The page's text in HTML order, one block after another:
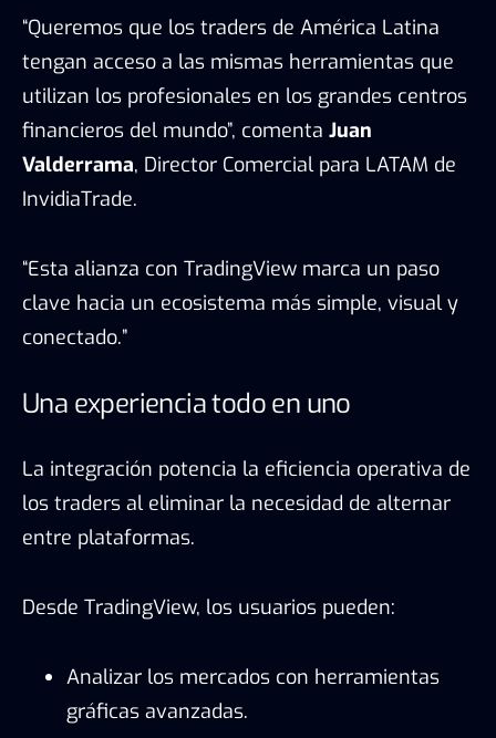
“Queremos que los traders de América Latina
tengan acceso a las mismas herramientas que
utilizan los profesionales en los grandes centros
financieros del mundo”, comenta Juan
Valderrama, Director Comercial para LATAM de
InvidiaTrade.
“Esta alianza con TradingView marca un paso
clave hacia un ecosistema más simple, visual y
conectado.”
Una experiencia todo en uno
La integración potencia la eficiencia operativa de
los traders al eliminar la necesidad de alternar
entre plataformas.
Desde TradingView, los usuarios pueden:
Analizar los mercados con herramientas
gráficas avanzadas.